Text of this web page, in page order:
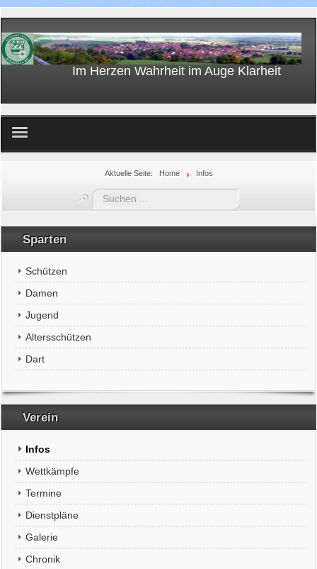
Im Herzen Wahrheit im Auge Klarheit
Aktuelle Seite: Home Infos
Suchen
...
Sparten
Schützen
Damen
Jugend
Altersschützen
Dart
Verein
Infos
Wettkämpfe
Termine
Dienstpläne
Galerie
Chronik